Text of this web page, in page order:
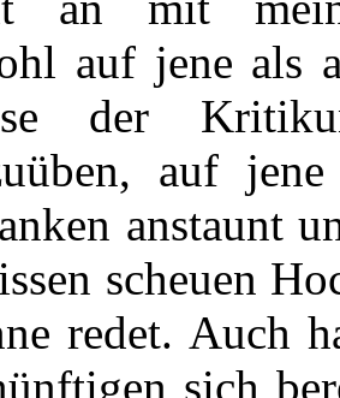
auf jene als
der
auf
anstaunt
scheuen
redet. Auch
sich